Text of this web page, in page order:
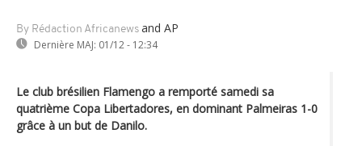
By Rédaction Africanews and AP
Dernière MAJ: 01/12 - 12:34
Le club brésilien Flamengo a remporté samedi sa
quatrième Copa Libertadores, en dominant Palmeiras 1-0
grâce à un but de Danilo.